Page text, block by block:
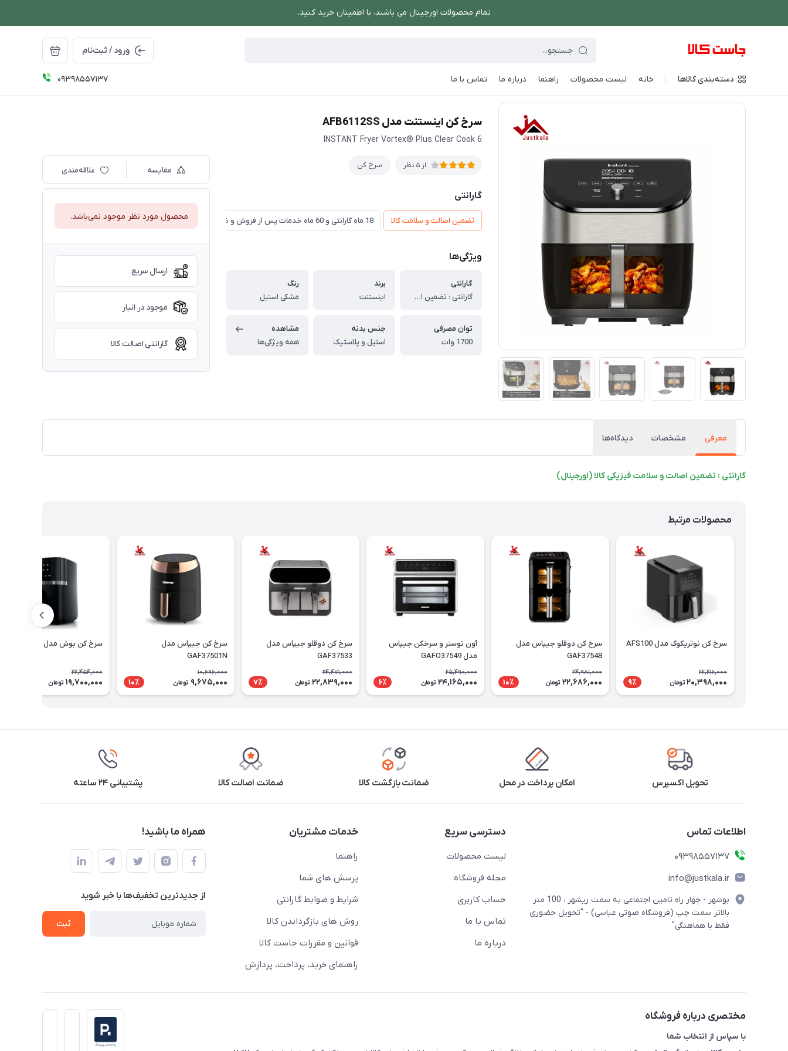
تمام محصولات اورجینال می باشند، با اطمینان خرید کنید.
ورود / ثبت‌نام
دسته‌بندی کالاها خانه لیست محصولات راهنما درباره ما تماس با ما 09398557137
فروشگاه اینترنتی جاست کالا پخت و پز سرخ کن سرخ کن اینستنت مدل AFB6112SS
سرخ کن اینستنت مدل AFB6112SS
INSTANT Fryer Vortex® Plus Clear Cook 6
از 5 نظر سرخ کن
گارانتی
تضمین اصالت و سلامت کالا 18 ماه گارانتی و 60 ماه خدمات پس از فروش و ضمانت تعویض
ویژگی‌ها
گارانتی
گارانتی : تضمین اصالت و سلامت فیزیکی کالا (اورجینال)
برند
اینستنت
رنگ
مشکی استیل
توان مصرفی
1700 وات
جنس بدنه
استیل و پلاستیک
مشاهده
همه ویژگی‌ها
مقایسه علاقه‌مندی
محصول مورد نظر موجود نمی‌باشد.
ارسال سریع
موجود در انبار
گارانتی اصالت کالا
معرفی مشخصات دیدگاه‌ها
گارانتی : تضمین اصالت و سلامت فیزیکی کالا (اورجینال)
محصولات مرتبط
سرخ کن نوتریکوک مدل AFS100
22,216,000
20,398,000 تومان 9٪
سرخ کن دوقلو جیپاس مدل
GAF37548
24,981,000
22,686,000 تومان 10٪
آون توستر و سرخکن جیپاس
مدل GAFO37549
25,490,000
24,165,000 تومان 6٪
سرخ کن دوقلو جیپاس مدل
GAF37533
24,471,000
22,839,000 تومان 7٪
سرخ کن جیپاس مدل
GAF37501N
10,696,000
9,675,000 تومان 10٪
سرخ کن بوش مدل MAF462B0
22,454,000
19,700,000 تومان
تحویل اکسپرس امکان پرداخت در محل ضمانت بازگشت کالا ضمانت اصالت کالا پشتیبانی ۲۴ ساعته
اطلاعات تماس
09398557137
info@justkala.ir
بوشهر - چهار راه تامین اجتماعی به سمت ریشهر ، 100 متر
بالاتر سمت چپ (فروشگاه صوتی عباسی) - "تحویل حضوری
فقط با هماهنگی"
دسترسی سریع
لیست محصولات
مجله فروشگاه
حساب کاربری
تماس با ما
درباره ما
خدمات مشتریان
راهنما
پرسش های شما
شرایط و ضوابط گارانتی
روش های بازگرداندن کالا
قوانین و مقررات جاست کالا
راهنمای خرید، پرداخت، پردازش
همراه ما باشید!
از جدید‌ترین تخفیف‌ها با‌ خبر شوید
ثبت
مختصری درباره فروشگاه
با سپاس از انتخاب شما